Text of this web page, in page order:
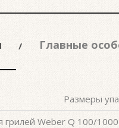
Главные
Размеры
Weber Q 100/